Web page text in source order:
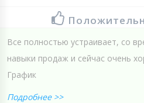
Все полностью устраивает, со
навыки продаж и сейчас очень
График
Подробнее >>